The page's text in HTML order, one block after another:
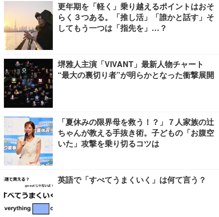
更年期を「軽く」乗り越えるポイントはおそ
らく３つある。「推し活」「誰かと話す」そ
してもう一つは「指先を」…？
堺雅人主演「VIVANT」最新人物チャート
“最大の裏切り者”が明らかとなった衝撃展開
「夏休みの限界母を救う！？」７人家族の辻
ちゃんが教える手抜き術。子どもの「お腹空
いた」攻撃を乗り切るコツは
英語で「すべてうまくいく」は何て言う？